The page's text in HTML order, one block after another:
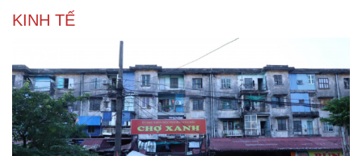
KINH TẾ